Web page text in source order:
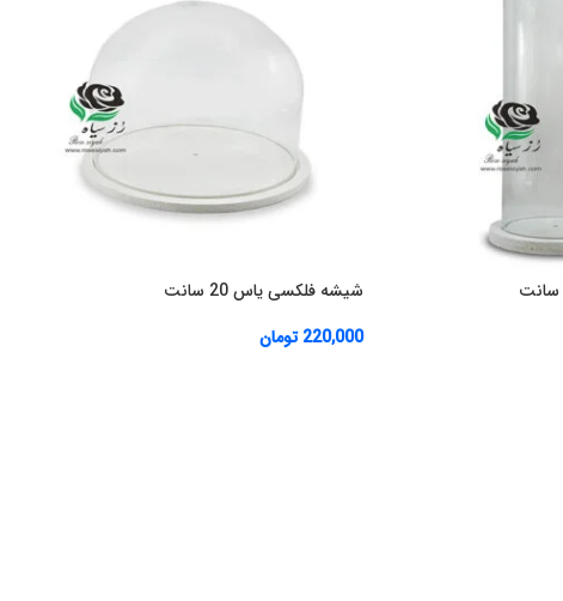
شیشه فلکسی یاس 20 سانت
220,000 تومان